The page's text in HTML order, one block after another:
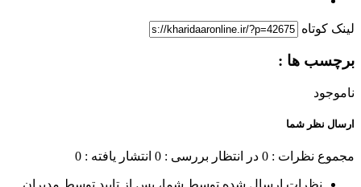
لینک کوتاه
برچسب ها :
ناموجود
ارسال نظر شما
مجموع نظرات : 0 در انتظار بررسی : 0 انتشار یافته : 0